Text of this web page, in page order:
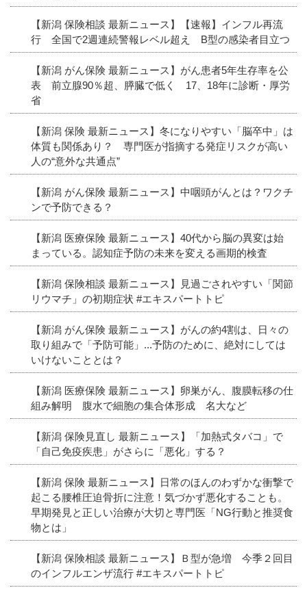
【新潟 保険相談 最新ニュース】【速報】インフル再流
行 全国で2週連続警報レベル超え B型の感染者目立つ
【新潟 がん保険 最新ニュース】がん患者5年生存率を公
表 前立腺90％超、膵臓で低く 17、18年に診断・厚労
省
【新潟 保険 最新ニュース】冬になりやすい「脳卒中」は
体質も関係あり？ 専門医が指摘する発症リスクが高い
人の“意外な共通点”
【新潟 がん保険 最新ニュース】中咽頭がんとは？ワクチ
ンで予防できる？
【新潟 医療保険 最新ニュース】40代から脳の異変は始
まっている。認知症予防の未来を変える画期的検査
【新潟 保険相談 最新ニュース】見過ごされやすい「関節
リウマチ」の初期症状 #エキスパートトピ
【新潟 がん保険 最新ニュース】がんの約4割は、日々の
取り組みで「予防可能」...予防のために、絶対にしては
いけないこととは？
【新潟 医療保険 最新ニュース】卵巣がん、腹膜転移の仕
組み解明 腹水で細胞の集合体形成 名大など
【新潟 保険見直し 最新ニュース】「加熱式タバコ」で
「自己免疫疾患」がさらに「悪化」する？
【新潟 保険 最新ニュース】日常のほんのわずかな衝撃で
起こる腰椎圧迫骨折に注意！気づかず悪化することも。
早期発見と正しい治療が大切と専門医「NG行動と推奨食
物とは」
【新潟 保険相談 最新ニュース】Ｂ型が急増 今季２回目
のインフルエンザ流行 #エキスパートトピ